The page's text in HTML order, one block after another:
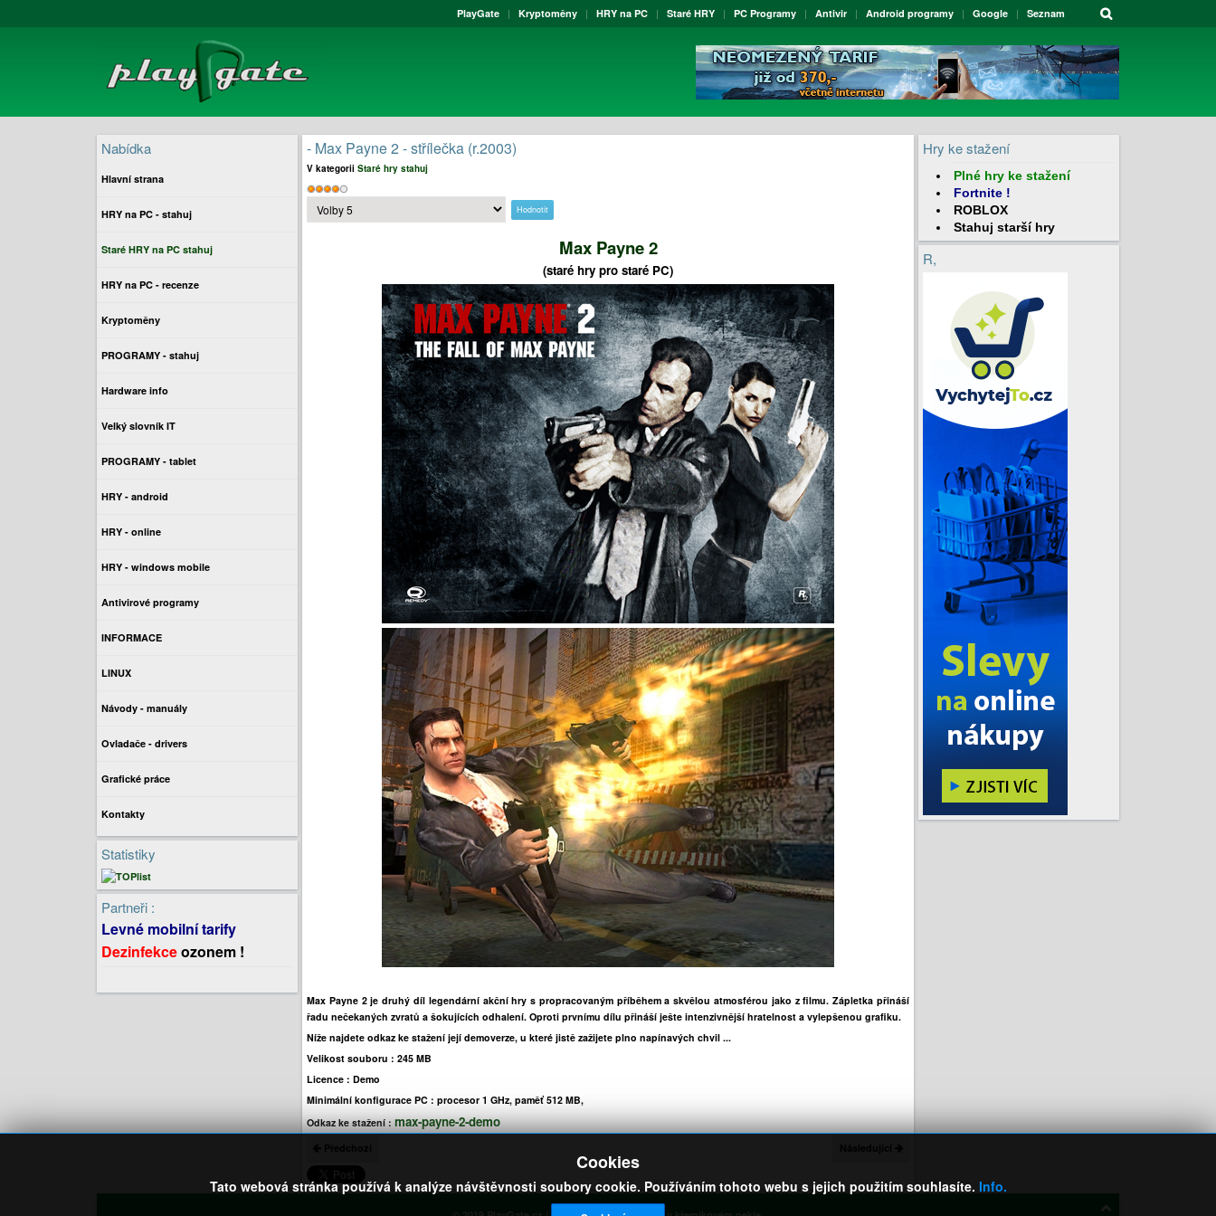
PlayGate Kryptoměny HRY na PC Staré HRY PC Programy Antivir Android programy Google Seznam
- Max Payne 2 - střílečka (r.2003)
V kategorii Staré hry stahuj
Hodnocení
uživatelů:
Hodnoťte
prosím
Max Payne 2
(staré hry pro staré PC)
Max Payne 2je druhý díl legendární akční hry s propracovaným příběhem a skvělou atmosférou jako z filmu. Zápletka přináší
řadu nečekaných zvratů a šokujících odhalení. Oproti prvnímu dílu přináší ješte intenzivnější hratelnost a vylepšenou grafiku.
Níže najdete odkaz ke stažení její demoverze, u které jistě zažijete plno napínavých chvil ...
Velikost souboru : 245 MB
Licence : Demo
Minimální konfigurace PC : procesor 1 GHz, paměť 512 MB,
Odkaz ke stažení : max-payne-2-demo
Nabídka
Hlavní strana
HRY na PC - stahuj
Staré HRY na PC stahuj
HRY na PC - recenze
Kryptoměny
PROGRAMY - stahuj
Hardware info
Velký slovník IT
PROGRAMY - tablet
HRY - android
HRY - online
HRY - windows mobile
Antivirové programy
INFORMACE
LINUX
Návody - manuály
Ovladače - drivers
Grafické práce
Kontakty
Statistiky
Partneři :
Levné mobilní tarify
Dezinfekceozonem !
Hry ke stažení
Plné hry ke stažení
Fortnite !
ROBLOX
Stahuj starší hry
R,
Cookies
Tato webová stránka používá k analýze návštěvnosti soubory cookie. Používáním tohoto webu s jejich použitím souhlasíte. Info.